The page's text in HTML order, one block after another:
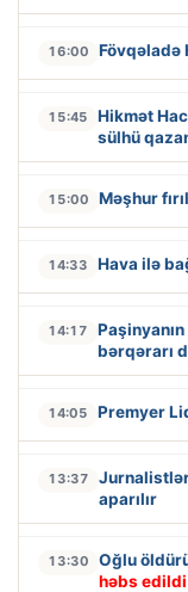
16:00 Fövqəladə
15:45
Hikmət
sülhü
15:00 Məşhur
14:33 Hava ilə
14:17
bərqərarı
14:05 Premyer
13:37
aparılır
13:30 Oğlu
həbs edildi